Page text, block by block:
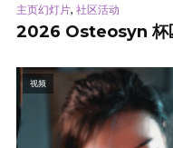
主页幻灯片, 社区活动
2026 Osteosyn 杯
视频